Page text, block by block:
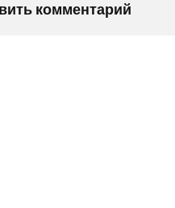
комментарий